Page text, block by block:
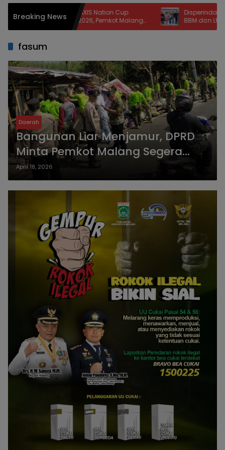
Breaking News
Ramaikan AXIS Nation Cup
Malang 2026, Pemkot Malang
Lahirkan Bibit Atlet dan Dongkrak
Disperindag Nisel
BBM dan LPG: Jalan
Berkurang, Jaringan
fasum
Daerah
Bangunan Liar Menjamur, DPRD
Minta Pemkot Malang Segera
Turun Tangan
April 18, 2026